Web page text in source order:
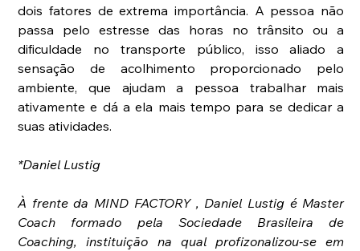
dois fatores de extrema importância. A pessoa não
passa pelo estresse das horas no trânsito ou a
dificuldade no transporte público, isso aliado a
sensação de acolhimento proporcionado pelo
ambiente, que ajudam a pessoa trabalhar mais
ativamente e dá a ela mais tempo para se dedicar a
suas atividades.
*Daniel Lustig
À frente da MIND FACTORY , Daniel Lustig é Master
Coach formado pela Sociedade Brasileira de
Coaching, instituição na qual profizonalizou-se em